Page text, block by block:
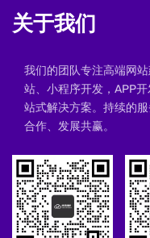
关于我们
我们的团队专注高端网
站、小程序开发，APP
站式解决方案。持续的
合作、发展共赢。